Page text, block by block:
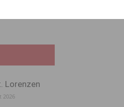
Lorenzen
2026